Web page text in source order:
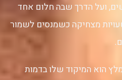
ועל הדרך שבה חלום אחד
מצחיקה כשמנסים לשמור
הוא המיקוד שלו בדמות